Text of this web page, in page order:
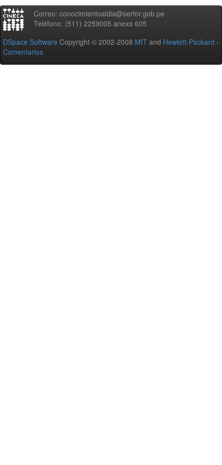
Correo: conocimientoaldia@serfor.gob.pe
Teléfono: (511) 2259005 anexo 605
DSpace Software Copyright © 2002-2008 MIT and Hewlett-Packard -
Comentarios